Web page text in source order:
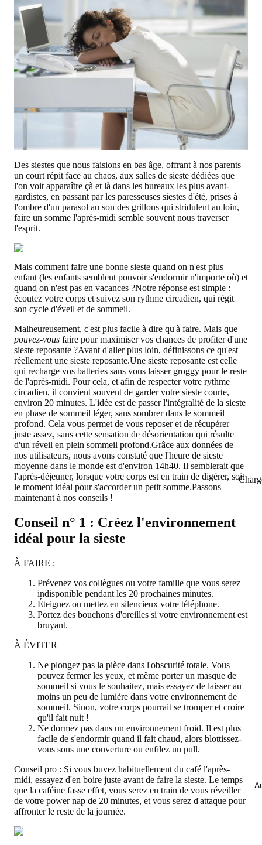
Des siestes que nous faisions en bas âge, offrant à nos parents
un court répit face au chaos, aux salles de sieste dédiées que
l'on voit apparaître çà et là dans les bureaux les plus avant-
gardistes, en passant par les paresseuses siestes d'été, prises à
l'ombre d'un parasol au son des grillons qui stridulent au loin,
faire un somme l'après-midi semble souvent nous traverser
l'esprit.
Mais comment faire une bonne sieste quand on n'est plus
enfant (les enfants semblent pouvoir s'endormir n'importe où) et
quand on n'est pas en vacances ?Notre réponse est simple :
écoutez votre corps et suivez son rythme circadien, qui régit
son cycle d'éveil et de sommeil.
Malheureusement, c'est plus facile à dire qu'à faire. Mais que
pouvez-vous faire pour maximiser vos chances de profiter d'une
sieste reposante ?Avant d'aller plus loin, définissons ce qu'est
réellement une sieste reposante.Une sieste reposante est celle
qui recharge vos batteries sans vous laisser groggy pour le reste
de l'après-midi. Pour cela, et afin de respecter votre rythme
circadien, il convient souvent de garder votre sieste courte,
environ 20 minutes. L'idée est de passer l'intégralité de la sieste
en phase de sommeil léger, sans sombrer dans le sommeil
profond. Cela vous permet de vous reposer et de récupérer
juste assez, sans cette sensation de désorientation qui résulte
d'un réveil en plein sommeil profond.Grâce aux données de
nos utilisateurs, nous avons constaté que l'heure de sieste
moyenne dans le monde est d'environ 14h40. Il semblerait que
l'après-déjeuner, lorsque votre corps est en train de digérer, soit
le moment idéal pour s'accorder un petit somme.Passons
maintenant à nos conseils !
Conseil n° 1 : Créez l'environnement
idéal pour la sieste
À FAIRE :
Prévenez vos collègues ou votre famille que vous serez
indisponible pendant les 20 prochaines minutes.
Éteignez ou mettez en silencieux votre téléphone.
Portez des bouchons d'oreilles si votre environnement est
bruyant.
À ÉVITER
Ne plongez pas la pièce dans l'obscurité totale. Vous
pouvez fermer les yeux, et même porter un masque de
sommeil si vous le souhaitez, mais essayez de laisser au
moins un peu de lumière dans votre environnement de
sommeil. Sinon, votre corps pourrait se tromper et croire
qu'il fait nuit !
Ne dormez pas dans un environnement froid. Il est plus
facile de s'endormir quand il fait chaud, alors blottissez-
vous sous une couverture ou enfilez un pull.
Conseil pro : Si vous buvez habituellement du café l'après-
midi, essayez d'en boire juste avant de faire la sieste. Le temps
que la caféine fasse effet, vous serez en train de vous réveiller
de votre power nap de 20 minutes, et vous serez d'attaque pour
affronter le reste de la journée.